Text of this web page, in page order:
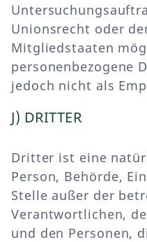
Unionsrecht oder
Mitgliedstaaten
personenbezogene
jedoch nicht als
J) DRITTER
Dritter ist eine
Person, Behörde,
Stelle außer der
Verantwortlichen,
und den Personen,